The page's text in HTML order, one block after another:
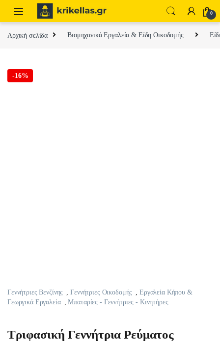
Skip to navigation
Skip to content
0
Αρχική σελίδα Βιομηχανικά Εργαλεία & Είδη Οικοδομής
-16%
Γεννήτριες Βενζίνης ,Γεννήτριες Οικοδομής ,Εργαλεία Κήπου &
Γεωργικά Εργαλεία
,Μπαταρίες - Γεννήτριες - Κινητήρες
Τριφασική Γεννήτρια Ρεύματος